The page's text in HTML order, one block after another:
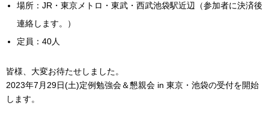
場所：JR・東京メトロ・東武・西武池袋駅近辺（参加者に決済後
連絡します。）
定員：40人
皆様、大変お待たせしました。
2023年7月29日(土)定例勉強会＆懇親会 in 東京・池袋の受付を開始
します。